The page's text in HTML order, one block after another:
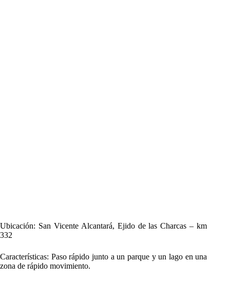
Ubicación: San Vicente Alcantará, Ejido de las Charcas – km
332
Características: Paso rápido junto a un parque y un lago en una
zona de rápido movimiento.